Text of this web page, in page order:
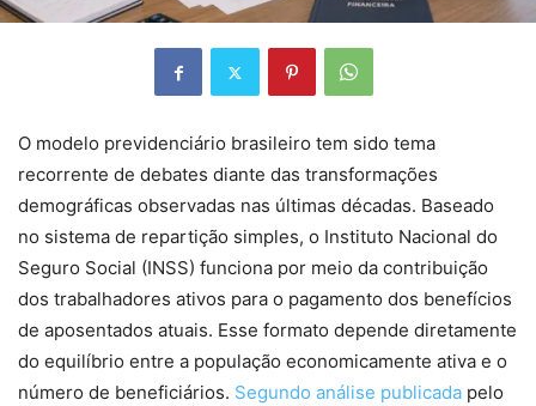
O modelo previdenciário brasileiro tem sido tema
recorrente de debates diante das transformações
demográficas observadas nas últimas décadas. Baseado
no sistema de repartição simples, o Instituto Nacional do
Seguro Social (INSS) funciona por meio da contribuição
dos trabalhadores ativos para o pagamento dos benefícios
de aposentados atuais. Esse formato depende diretamente
do equilíbrio entre a população economicamente ativa e o
número de beneficiários. Segundo análise publicada pelo